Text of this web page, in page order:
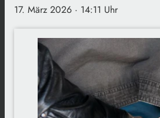
17. März 2026 · 14:11 Uhr